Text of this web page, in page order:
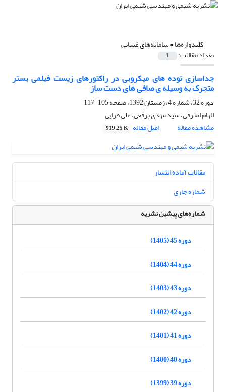
کلیدواژه‌ها =سامانه‌های غشایی
تعداد مقالات: 1
جداسازی توده های میکروبی در راکتورهای زیست فیلمی بستر
متحرک به وسیله ی صافی های دست ساز
دوره 32، شماره 4، زمستان 1392، صفحه
105-117
الهام اشرفی، سید مهدی برقعی، علی قرایی
مشاهده مقاله
اصل مقاله 919.25 K
مقالات آماده انتشار
شماره جاری
شماره‌های پیشین نشریه
دوره 45 (1405)
دوره 44 (1404)
دوره 43 (1403)
دوره 42 (1402)
دوره 41 (1401)
دوره 40 (1400)
دوره 39 (1399)